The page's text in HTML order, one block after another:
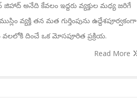
అనేది కేవలం ఇద్దరు వ్యక్తుల మధ్య జరిగే
వ్యక్తి తన మత గుర్తింపును ఉద్దేశపూర్వకంగా
దించే ఒక మోసపూరిత ప్రక్రియ.
Read More